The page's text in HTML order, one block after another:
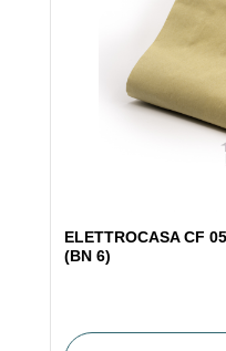
ELETTROCASA CF
(BN 6)